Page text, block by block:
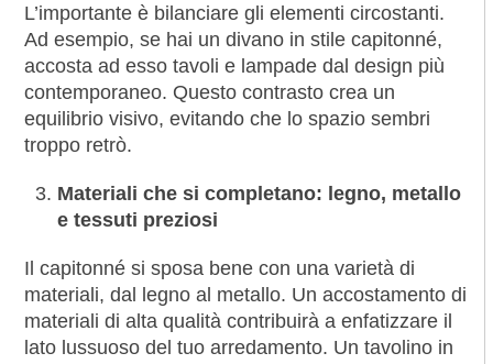
L’importante è bilanciare gli elementi circostanti.
Ad esempio, se hai un divano in stile capitonné,
accosta ad esso tavoli e lampade dal design più
contemporaneo. Questo contrasto crea un
equilibrio visivo, evitando che lo spazio sembri
troppo retrò.
Materiali che si completano: legno, metallo
e tessuti preziosi
Il capitonné si sposa bene con una varietà di
materiali, dal legno al metallo. Un accostamento di
materiali di alta qualità contribuirà a enfatizzare il
lato lussuoso del tuo arredamento. Un tavolino in